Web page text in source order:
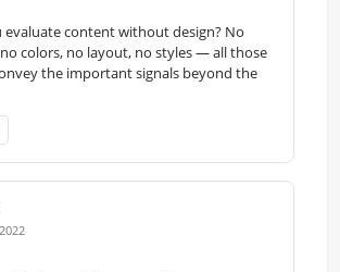
evaluate content without design? No
colors, no layout, no styles — all those
the important signals beyond the